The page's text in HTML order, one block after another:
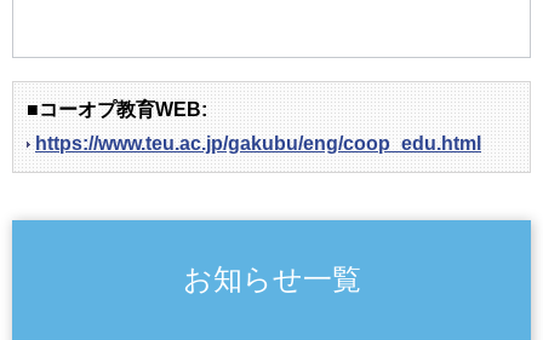
■コーオプ教育WEB:
https://www.teu.ac.jp/gakubu/eng/coop_edu.html
お知らせ一覧